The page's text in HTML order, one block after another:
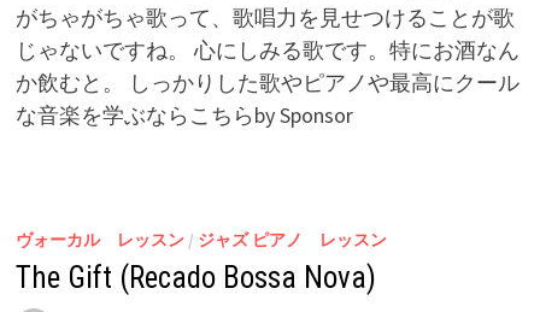
がちゃがちゃ歌って、歌唱力を見せつけることが歌
じゃないですね。 心にしみる歌です。特にお酒なん
か飲むと。 しっかりした歌やピアノや最高にクール
な音楽を学ぶならこちらby Sponsor
ヴォーカル レッスン/ ジャズ ピアノ レッスン
The Gift (Recado Bossa Nova)